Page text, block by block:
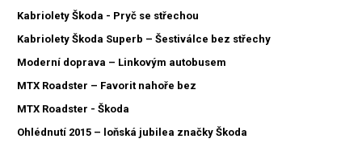
Kabriolety Škoda - Pryč se střechou
Kabriolety Škoda Superb – Šestiválce bez střechy
Moderní doprava – Linkovým autobusem
MTX Roadster – Favorit nahoře bez
MTX Roadster - Škoda
Ohlédnutí 2015 – loňská jubilea značky Škoda